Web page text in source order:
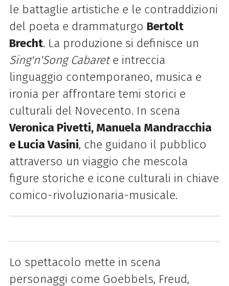
le battaglie artistiche e le contraddizioni
del poeta e drammaturgo Bertolt
Brecht. La produzione si definisce un
Sing'n'Song Cabarete intreccia
linguaggio contemporaneo, musica e
ironia per affrontare temi storici e
culturali del Novecento. In scena
Veronica Pivetti, Manuela Mandracchia
e Lucia Vasini, che guidano il pubblico
attraverso un viaggio che mescola
figure storiche e icone culturali in chiave
comico-rivoluzionaria-musicale.
Lo spettacolo mette in scena
personaggi come Goebbels, Freud,